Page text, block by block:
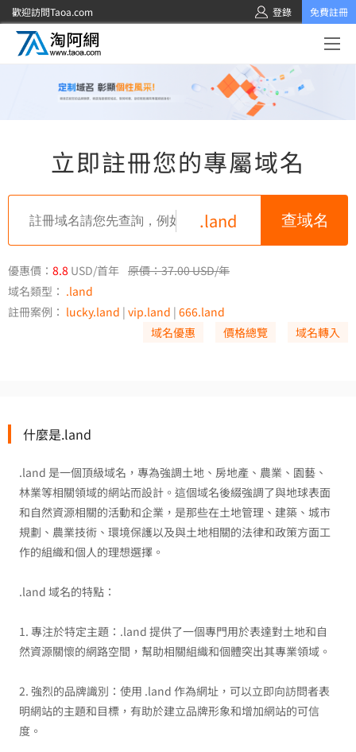
歡迎訪問Taoa.com 登錄 免費註冊
立即註冊您的專屬域名
.land
優惠價： 8.8 USD/首年 原價：37.00 USD/年
域名類型： .land
註冊案例： lucky.land | vip.land | 666.land
域名優惠
價格總覽 域名轉入
什麼是.land
.land 是一個頂級域名，專為強調土地、房地產、農業、園藝、
林業等相關領域的網站而設計。這個域名後綴強調了與地球表面
和自然資源相關的活動和企業，是那些在土地管理、建築、城市
規劃、農業技術、環境保護以及與土地相關的法律和政策方面工
作的組織和個人的理想選擇。
.land 域名的特點：
1. 專注於特定主題：.land 提供了一個專門用於表達對土地和自
然資源關懷的網路空間，幫助相關組織和個體突出其專業領域。
2. 強烈的品牌識別：使用 .land 作為網址，可以立即向訪問者表
明網站的主題和目標，有助於建立品牌形象和增加網站的可信
度。